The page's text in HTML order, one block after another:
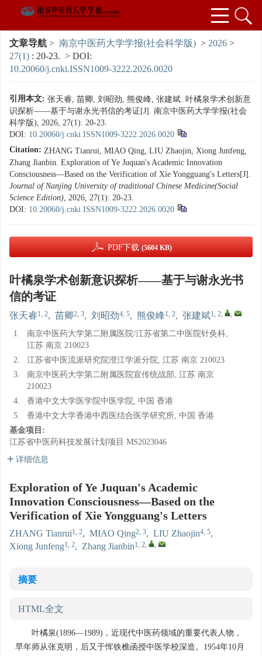
文章导航 > 南京中医药大学学报(社会科学版) > 2026 >
27(1) : 20-23. > DOI:
10.20060/j.cnki.ISSN1009-3222.2026.0020
引用本文: 张天睿, 苗卿, 刘昭劲, 熊俊峰, 张建斌. 叶橘泉学术创新意
识探析——基于与谢永光书信的考证[J]. 南京中医药大学学报(社会
科学版), 2026, 27(1): 20-23.
DOI: 10.20060/j.cnki.ISSN1009-3222.2026.0020
Citation: ZHANG Tianrui, MIAO Qing, LIU Zhaojin, Xiong Junfeng,
Zhang Jianbin. Exploration of Ye Juquan's Academic Innovation
Consciousness—Based on the Verification of Xie Yongguang's Letters[J].
Journal of Nanjing University of traditional Chinese Medicine(Social
Science Edition), 2026, 27(1): 20-23.
DOI: 10.20060/j.cnki.ISSN1009-3222.2026.0020
PDF下载 (5604 KB)
叶橘泉学术创新意识探析——基于与谢永光书
信的考证
张天睿1, 2, 苗卿2, 3, 刘昭劲4, 5, 熊俊峰1, 2, 张建斌1, 2, ,
1.
南京中医药大学第二附属医院/江苏省第二中医院针灸科,
江苏 南京 210023
2.
江苏省中医流派研究院澄江学派分院, 江苏 南京 210023
3.
南京中医药大学第二附属医院宣传统战部, 江苏 南京
210023
4.
香港中文大学医学院中医学院, 中国 香港
5.
香港中文大学香港中西医结合医学研究所, 中国 香港
基金项目:
江苏省中医药科技发展计划项目 MS2023046
详细信息
Exploration of Ye Juquan's Academic
Innovation Consciousness—Based on the
Verification of Xie Yongguang's Letters
ZHANG Tianrui1, 2, MIAO Qing2, 3, LIU Zhaojin4, 5,
Xiong Junfeng1, 2, Zhang Jianbin1, 2, ,
摘要
HTML全文
叶橘泉(1896—1989)，近现代中医药领域的重要代表人物，
早年师从张克明，后又于恽铁樵函授中医学校深造。1954年10月